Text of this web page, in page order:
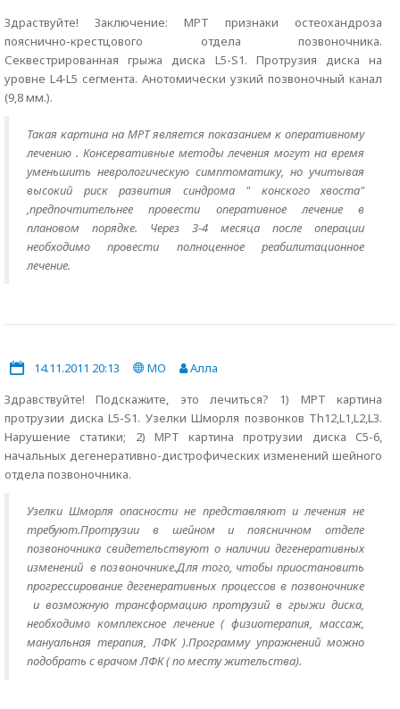
Здраствуйте! Заключение: МРТ признаки остеохандроза
пояснично-крестцового отдела позвоночника.
Секвестрированная грыжа диска L5-S1. Протрузия диска на
уровне L4-L5 сегмента. Анотомически узкий позвоночный канал
(9,8 мм.).
Такая картина на МРТ является показанием к оперативному
лечению . Консервативные методы лечения могут на время
уменьшить неврологическую симптоматику, но учитывая
высокий риск развития синдрома " конского хвоста"
,предпочтительнее провести оперативное лечение в
плановом порядке. Через 3-4 месяца после операции
необходимо провести полноценное реабилитационное
лечение.
14.11.2011 20:13 МО
Алла
Здравствуйте! Подскажите, это лечиться? 1) МРТ картина
протрузии диска L5-S1. Узелки Шморля позвонков Th12,L1,L2,L3.
Нарушение статики; 2) МРТ картина протрузии диска C5-6,
начальных дегенеративно-дистрофических изменений шейного
отдела позвоночника.
Узелки Шморля опасности не представляют и лечения не
требуют.Протрузии в шейном и поясничном отделе
позвоночника свидетельствуют о наличии дегенеративных
изменений в позвоночнике.Для того, чтобы приостановить
прогрессирование дегенеративных процессов в позвоночнике
и возможную трансформацию протрузий в грыжи диска,
необходимо комплексное лечение ( физиотерапия, массаж,
мануальная терапия, ЛФК ).Программу упражнений можно
подобрать с врачом ЛФК ( по месту жительства).